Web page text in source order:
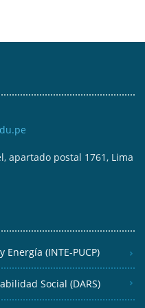
apartado postal 1761, Lima
(INTE-PUCP)
Social (DARS)